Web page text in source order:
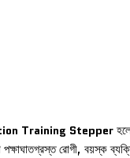
Training Stepper
পক্ষাঘাতগ্রস্ত রোগী, বয়স্ক